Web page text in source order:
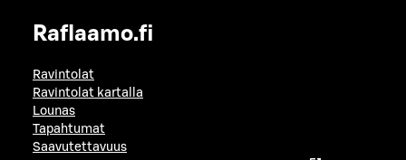
Raflaamo.fi
Ravintolat
Ravintolat kartalla
Lounas
Tapahtumat
Saavutettavuus